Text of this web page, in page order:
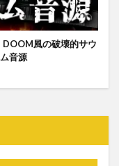
風の破壊的サウ
音源